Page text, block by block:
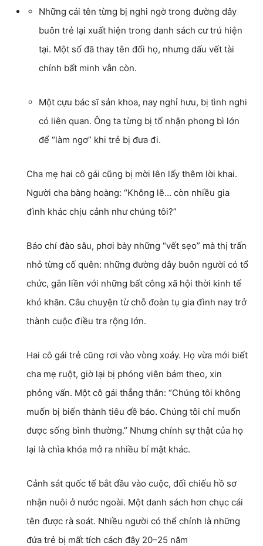
Những cái tên từng bị nghi ngờ trong đường dây
buôn trẻ lại xuất hiện trong danh sách cư trú hiện
tại. Một số đã thay tên đổi họ, nhưng dấu vết tài
chính bất minh vẫn còn.
Một cựu bác sĩ sản khoa, nay nghỉ hưu, bị tình nghi
có liên quan. Ông ta từng bị tố nhận phong bì lớn
để “làm ngơ” khi trẻ bị đưa đi.
Cha mẹ hai cô gái cũng bị mời lên lấy thêm lời khai.
Người cha bàng hoàng: “Không lẽ… còn nhiều gia
đình khác chịu cảnh như chúng tôi?”
Báo chí đào sâu, phơi bày những “vết sẹo” mà thị trấn
nhỏ từng cố quên: những đường dây buôn người có tổ
chức, gắn liền với những bất công xã hội thời kinh tế
khó khăn. Câu chuyện từ chỗ đoàn tụ gia đình nay trở
thành cuộc điều tra rộng lớn.
Hai cô gái trẻ cũng rơi vào vòng xoáy. Họ vừa mới biết
cha mẹ ruột, giờ lại bị phóng viên bám theo, xin
phỏng vấn. Một cô gái thẳng thắn: “Chúng tôi không
muốn bị biến thành tiêu đề báo. Chúng tôi chỉ muốn
được sống bình thường.” Nhưng chính sự thật của họ
lại là chìa khóa mở ra nhiều bí mật khác.
Cảnh sát quốc tế bắt đầu vào cuộc, đối chiếu hồ sơ
nhận nuôi ở nước ngoài. Một danh sách hơn chục cái
tên được rà soát. Nhiều người có thể chính là những
đứa trẻ bị mất tích cách đây 20–25 năm